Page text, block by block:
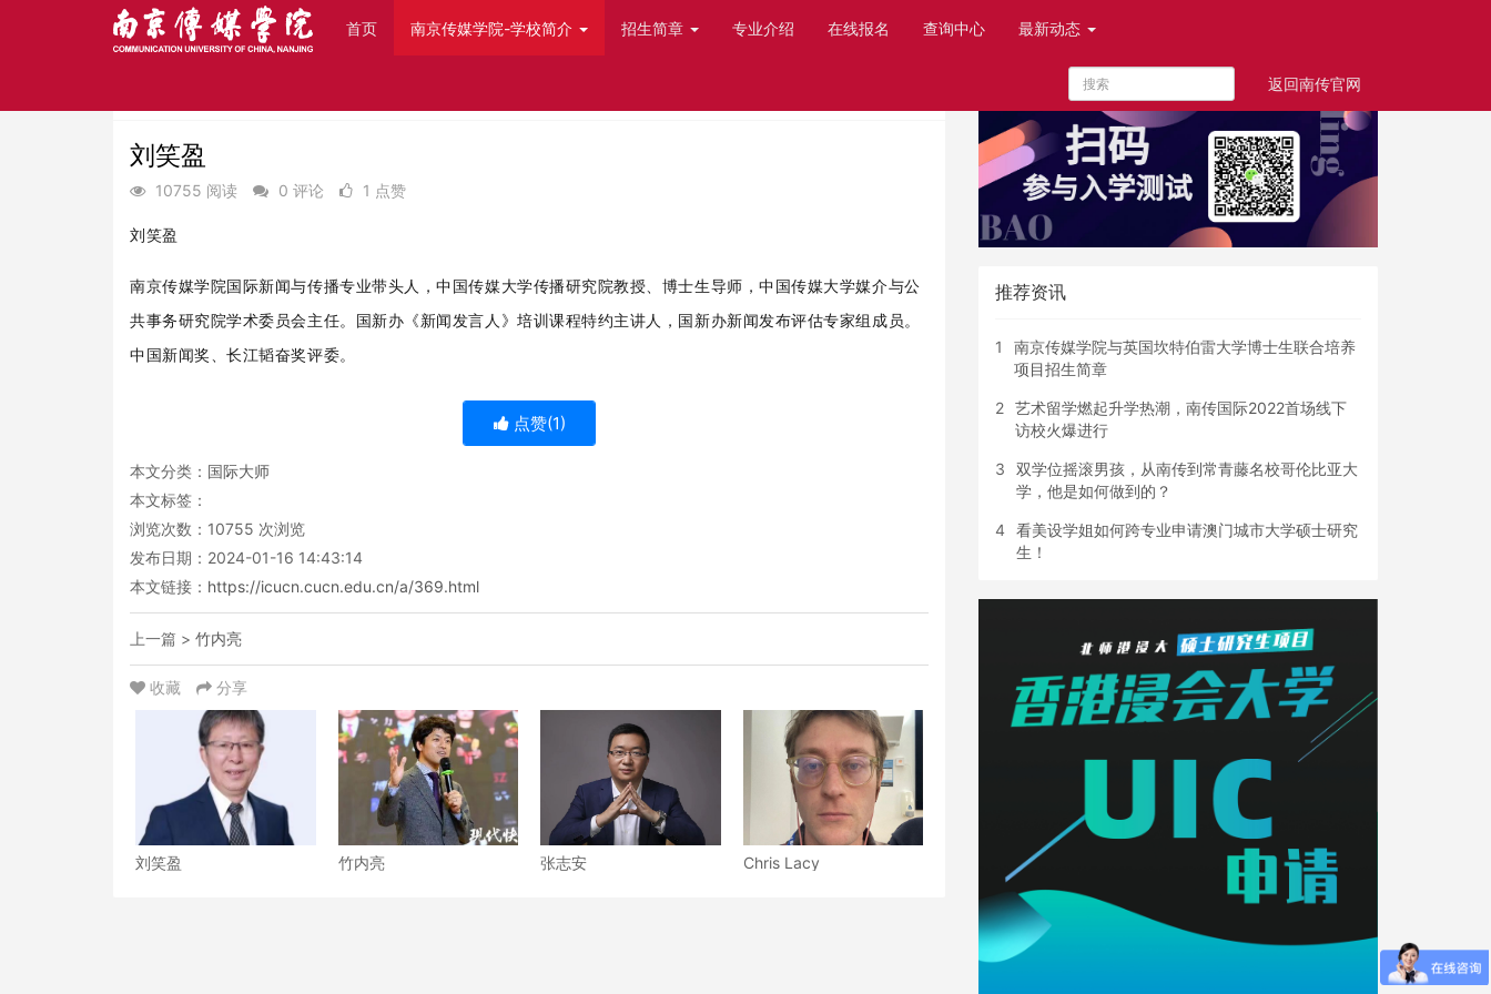
首页 南京传媒学院-学校简介 招生简章 专业介绍 在线报名 查询中心 最新动态
返回南传官网
刘笑盈
10755 阅读 0 评论 1 点赞
刘笑盈
南京传媒学院国际新闻与传播专业带头人，中国传媒大学传播研究院教授、博士生导师，中国传媒大学媒介与公
共事务研究院学术委员会主任。国新办《新闻发言人》培训课程特约主讲人，国新办新闻发布评估专家组成员。
中国新闻奖、长江韬奋奖评委。
点赞(1)
本文分类： 国际大师
本文标签：
浏览次数： 10755 次浏览
发布日期：2024-01-16 14:43:14
本文链接： https://icucn.cucn.edu.cn/a/369.html
上一篇 > 竹内亮
收藏 分享
刘笑盈 竹内亮 张志安 Chris Lacy
推荐资讯
1
南京传媒学院与英国坎特伯雷大学博士生联合培养
项目招生简章
2 艺术留学燃起升学热潮，南传国际2022首场线下
访校火爆进行
3
双学位摇滚男孩，从南传到常青藤名校哥伦比亚大
学，他是如何做到的？
4 看美设学姐如何跨专业申请澳门城市大学硕士研究
生！